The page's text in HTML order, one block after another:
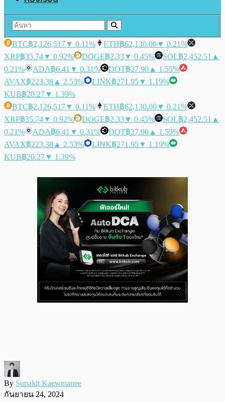
BTC฿2,126,517▼ 0.11% ETH฿62,130.00▼ 0.21%
XRP฿35.74▼ 0.92% DOGE฿2.33▼ 0.45% SOL฿2,452.51 ▲
0.21%
ADA฿6.41 ▼ 0.31% DOT฿27.90 ▲ 1.55%
AVAX฿223.38 ▲ 2.53% LINK฿271.95▼ 1.19%
KUB฿20.27▼ 1.39%
BTC฿2,126,517▼ 0.11% ETH฿62,130.00▼ 0.21%
XRP฿35.74▼ 0.92% DOGE฿2.33▼ 0.45% SOL฿2,452.51 ▲
0.21%
ADA฿6.41 ▼ 0.31% DOT฿27.90 ▲ 1.55%
AVAX฿223.38 ▲ 2.53% LINK฿271.95▼ 1.19%
KUB฿20.27▼ 1.39%
By Supakit Kaewmanee
กันยายน 24, 2024